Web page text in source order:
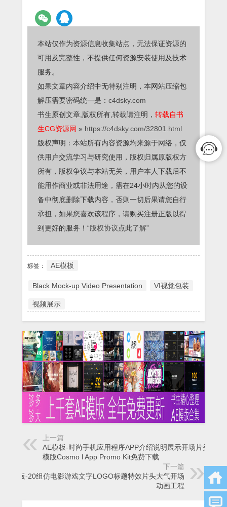
本站仅作为资源信息收集站点，无法保证资源的
可用及完整性，不提供任何资源安装使用及技术
服务。
如果文章内容介绍中无特别注明，本网站压缩包
解压需要密码统一是： c4dsky.com
书生原创文章,版权所有,转载请注明， 转载自书
生CG资源网 » https://c4dsky.com/32801.html
版权声明：本站所有内容资源均来源于网络，仅
供用户交流学习与研究使用，版权归属原版权方
所有，版权争议与本站无关，用户本人下载后不
能用作商业或非法用途，需在24小时内从您的设
备中彻底删除下载内容，否则一切后果请您自行
承担，如果您喜欢该程序，请购买注册正版以得
到更好的服务！ “版权协议点此了解”
标签： AE模板
Black Mock-up Video Presentation VI视觉包装
视频展示
上一篇
AE模板-时尚手机应用程序APP介绍说明展示开场片头动画
模版Cosmo l App Promo Kit免费下载
下一篇
AE模板-20组仿电影游戏文字LOGO标题特效片头大气开场
动画工程